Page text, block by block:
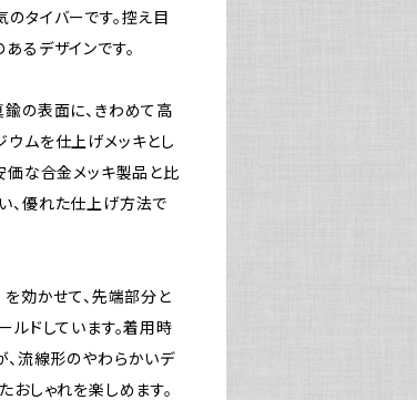
タイバーです。控え目
るデザインです。
の表面に、きわめて高
ムを仕上げメッキとし
価な合金メッキ製品と比
、優れた仕上げ方法で
を効かせて、先端部分と
ルドしています。着用時
、流線形のやわらかいデ
おしゃれを楽しめます。